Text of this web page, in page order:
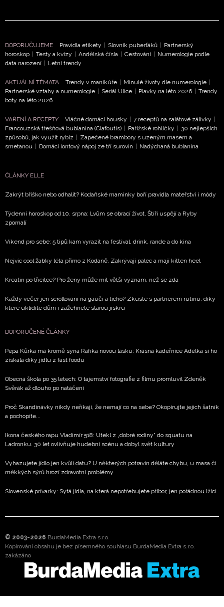
2026
čeká
ČLÁNKY
TÉMATU
DOPORUČUJEME Pravidla etikety Slovník puberťáků
Partnerský
horoskop
Testy a kvízy Andělská čísla Cestování
Numerologie podle
data narození
Letní trendy
AKTUÁLNÍ TÉMATA Trendy v manikúře Minulé životy dle numerologie
Partnerské vztahy a numerologie
Seriál Ulice Plavky na léto 2026
Trendy
boty na léto 2026
VAŘENÍ A RECEPTY Vláčné domácí housky 7 receptů na salátové zálivky
Francouzská třešňová bublanina (Clafoutis)
Pařížské rohlíčky
30 nejlepších
způsobů, jak využít rybíz
Zapečené brambory s uzeným masem a
smetanou
Domácí iontový nápoj ze tří surovin Nadýchaná bublanina
ČLÁNKY ELLE
Zakrýt bříško nebo odhalit? Kodaňské maminky boří pravidla mateřství i módy
Týdenní horoskop od 10. srpna: Lvům se obrací život, Štíři uspějí a Ryby
zpomalí
Víkend pro sebe: 5 tipů kam vyrazit na festival, drink, rande a do kina
Nejvíc cool žabky léta přímo z Kodaně. Zakrývají palec a mají kitten heel
Kreatin po třicítce? Pro ženy může mít větší význam, než se zdá
Každý večer jen scrollování na gauči a ticho? Zkuste s partnerem rutinu, díky
které uklidíte dům i zažehnete starou jiskru
DOPORUČENÉ ČLÁNKY
Pepa Kůrka má kromě syna Rafíka novou lásku: Krásná kadeřnice Adélka si ho
získala díky jídlu z fast foodu
Obecná škola po 35 letech: O tajemství fotografie z filmu promluvil Zdeněk
Svěrák až dlouho po natáčení
Proč Skandinávky nikdy neříkají, že nemají co na sebe? Okopírujte jejich šatník
a pochopíte...
Ikona českého rapu Vladimír 518: Utekl z „dobré rodiny“ do squatu na
Ladronku. 30 let ovlivňuje hudební scénu a dobyl svět kultury
Vyhazujete jídlo jen kvůli datu? U některých potravin děláte chybu, u masa či
měkkých sýrů hrozí zdravotní problémy
Slovenské prívarky: Sytá jídla, na která nepotřebujete příbor, jen pořádnou lžíci
© 2003-2026 BurdaMedia Extra s.r.o.
Kopírování obsahu je bez písemného souhlasu BurdaMedia Extra s.r.o.
zakázáno